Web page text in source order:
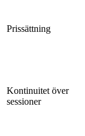
Prissättning
Kontinuitet över
sessioner